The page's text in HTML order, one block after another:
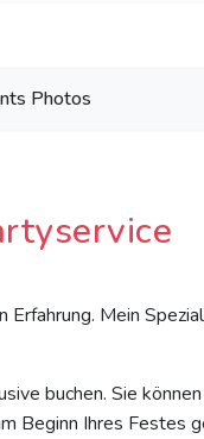
Photos
Erfahrung. Mein
buchen. Sie
Beginn Ihres Festes